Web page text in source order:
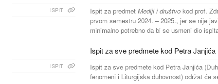
ISPIT Ispit za predmet Mediji i društvo kod prof.
prvom semestru 2024. – 2025., jer se nije
minimalno potrebno da bi se usmeni dio
Ispit za sve predmete kod Petra Janjića
ISPIT
Ispit za sve predmete kod Petra Janjića
fenomeni i Liturgijska duhovnost) održat će